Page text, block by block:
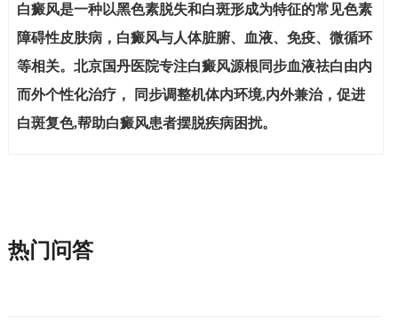
白癜风是一种以黑色素脱失和白斑形成为特征的常见色素
障碍性皮肤病，白癜风与人体脏腑、血液、免疫、微循环
等相关。北京国丹医院专注白癜风源根同步血液祛白由内
而外个性化治疗， 同步调整机体内环境,内外兼治，促进
白斑复色,帮助白癜风患者摆脱疾病困扰。
热门问答